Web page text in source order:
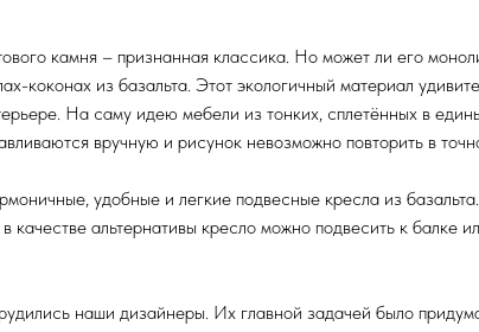
камня – признанная классика. Но может ли его
коконах из базальта. Этот экологичный материал
На саму идею мебели из тонких, сплетённых в
вручную и рисунок невозможно повторить в
удобные и легкие подвесные кресла из
качестве альтернативы кресло можно подвесить к балке
наши дизайнеры. Их главной задачей было